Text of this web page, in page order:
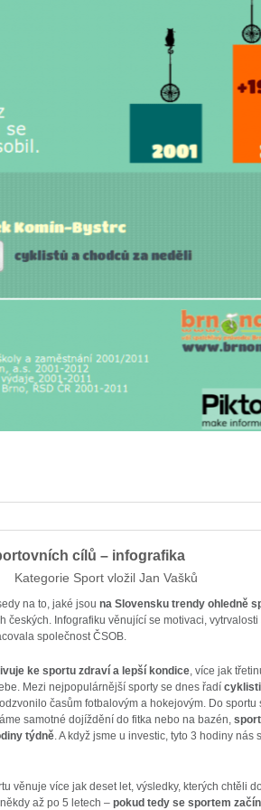
cílů – infografika
Kategorie Sport vložilJan Vašků
na to, jaké jsouna Slovensku trendy ohledně
českých. Infografiku věnující se motivaci, vytrvalosti
společnost ČSOB.
ke sportu zdraví a lepší kondice, více jak
Mezi nejpopulárnější sporty se dnes řadí
časům fotbalovým a hokejovým. Do sportu
samotné dojíždění do fitka nebo na bazén,
týdně. A když jsme u investic, tyto 3 hodiny nás
věnuje více jak deset let, výsledky, kterých chtěli
až po 5 letech – pokud tedy se sportem